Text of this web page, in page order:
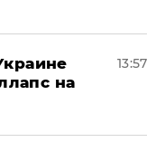
на
13:57